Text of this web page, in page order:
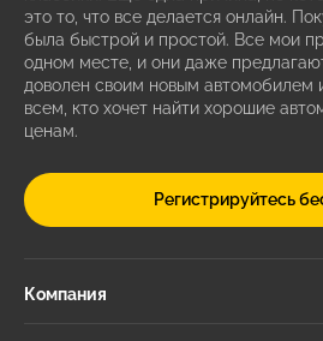
это то, что все делается онлайн.
была быстрой и простой. Все мои
одном месте, и они даже
доволен своим новым автомобилем
всем, кто хочет найти хорошие
ценам.
Регистрируйтесь
Компания